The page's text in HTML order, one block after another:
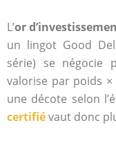
L’or
un lingot Good
série) se négocie
valorise par poids
une décote selon
certifiévaut donc